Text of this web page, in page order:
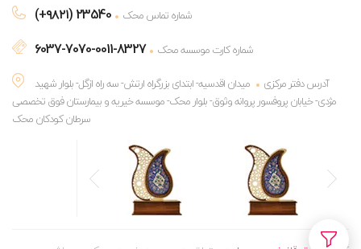
(+۹۸۲۱) 23540 شماره تماس محک
6037-7070-0011-8327
شماره کارت موسسه محک
آدرس دفتر مرکزی
میدان اقدسیه- ابتدای بزرگراه ارتش- سه راه ازگل- بلوار شهید
مژدی- خیابان پروفسور پروانه وثوق- بلوار محک- موسسه خیریه و بیمارستان فوق تخصصی
سرطان کودکان محک